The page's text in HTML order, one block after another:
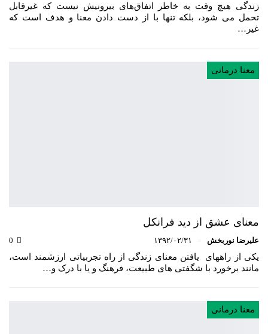
زندگی هیچ وقت به خاطر اتفاق‌های بیرونیش نیست که غیرقابل
تحمل می شود، بلکه تنها با از دست دادن معنا و هدف است که
غیر…
معنا درمانی
معنای عشق از دید فرانکل
علیرضا نوربخش ۱۳۹۲/۰۲/۳۱
یکی از راههای یافتن معنای زندگی از راه تجربیاتی ارزشمند است،
مانند برخورد با شگفتی های طبیعت، فرهنگ و یا با درک و…
معنا درمانی